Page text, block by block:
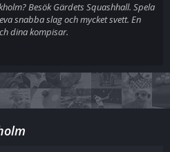
Besök Gärdets Squashhall. Spela
snabba slag och mycket svett. En
dina kompisar.